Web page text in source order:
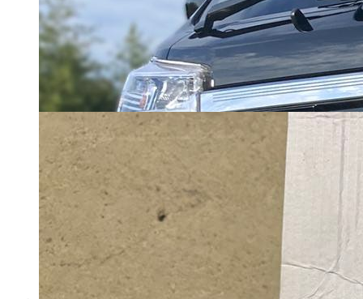
カンガルーバー
マイストア在庫：
税込
17,572円
カートに入れる